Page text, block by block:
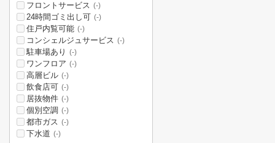
フロントサービス (-)
24時間ゴミ出し可 (-)
住戸内覧可能 (-)
コンシェルジュサービス (-)
駐車場あり (-)
ワンフロア (-)
高層ビル (-)
飲食店可 (-)
居抜物件 (-)
個別空調 (-)
都市ガス (-)
下水道 (-)